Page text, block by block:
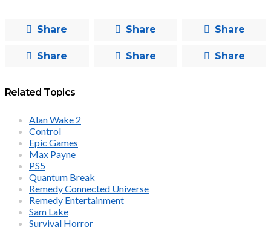
Share Share Share
Share Share Share
Related Topics
Alan Wake 2
Control
Epic Games
Max Payne
PS5
Quantum Break
Remedy Connected Universe
Remedy Entertainment
Sam Lake
Survival Horror